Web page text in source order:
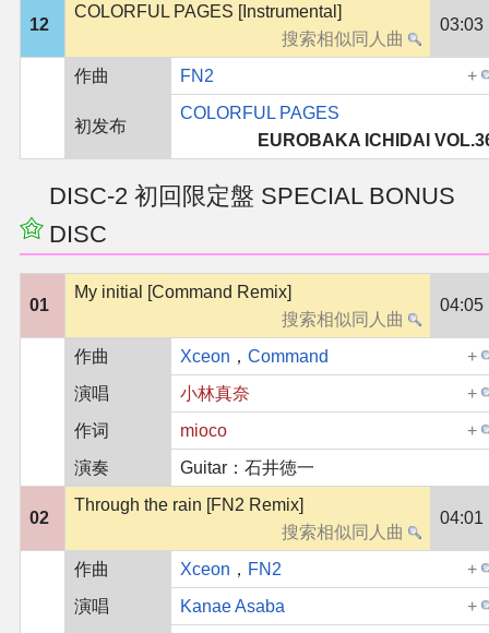
12
COLORFUL PAGES [Instrumental]
03:03
作曲 FN2
初发布
COLORFUL PAGES
EUROBAKA ICHIDAI
DISC-2 初回限定盤 SPECIAL BONUS
DISC
01
My initial [Command Remix]
04:05
作曲 Xceon ， Command
演唱
小林真奈
作词
mioco
演奏
Guitar：石井徳一
02
Through the rain [FN2 Remix]
04:01
作曲 Xceon ， FN2
演唱
Kanae Asaba